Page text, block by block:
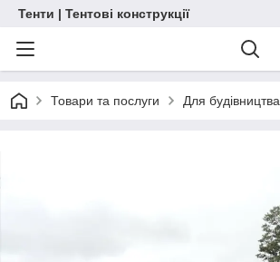
Тенти | Тентові конструкції
Товари та послуги Для будівництва